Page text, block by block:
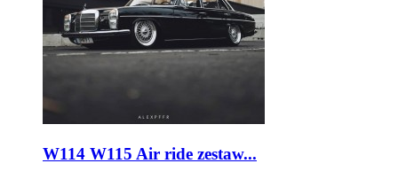
W114 W115 Air ride zestaw...